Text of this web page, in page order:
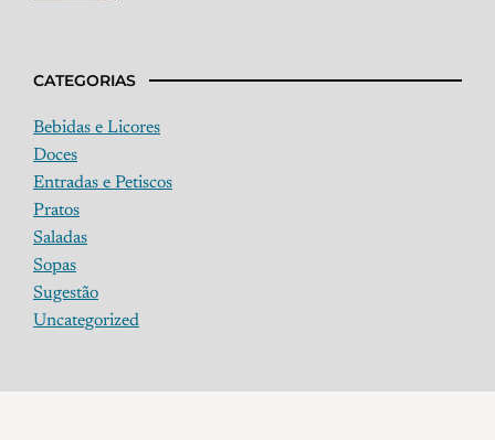
CATEGORIAS
Bebidas e Licores
Doces
Entradas e Petiscos
Pratos
Saladas
Sopas
Sugestão
Uncategorized